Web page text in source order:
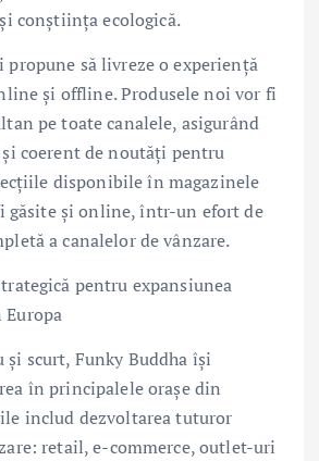
conștiința ecologică.
propune să livreze o experiență
și offline. Produsele noi vor fi
pe toate canalele, asigurând
coerent de noutăți pentru
disponibile în magazinele
găsite și online, într-un efort de
a canalelor de vânzare.
pentru expansiunea
Europa
și scurt, Funky Buddha își
în principalele orașe din
includ dezvoltarea tuturor
retail, e-commerce, outlet-uri